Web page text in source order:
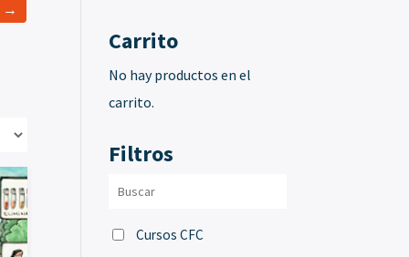
→
Carrito
No hay productos en el
carrito.
Filtros
Cursos CFC